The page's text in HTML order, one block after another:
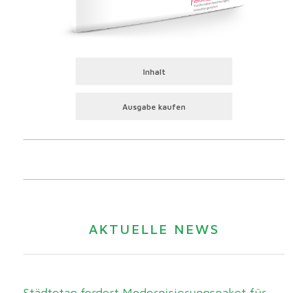
Inhalt
Ausgabe kaufen
AKTUELLE NEWS